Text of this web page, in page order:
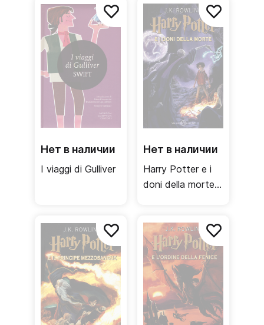
Нет в наличии
I viaggi di Gulliver
Нет в наличии
Harry Potter e i
doni della morte /